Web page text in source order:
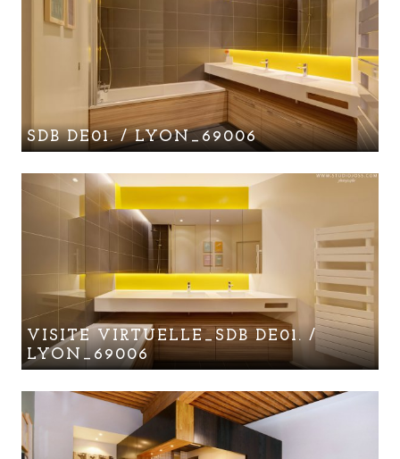
SDB DE01. / LYON_69006
VISITE VIRTUELLE_SDB DE01. /
LYON_69006